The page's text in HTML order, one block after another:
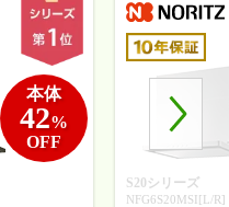
本体
42%
OFF
S20シリーズ
NFG6S20MSI[L/R]